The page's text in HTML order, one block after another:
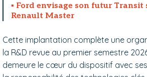
Ford envisage son futur Transit
Renault Master
Cette implantation complète une
la R&D revue au premier semestre
demeure le cœur du dispositif avec